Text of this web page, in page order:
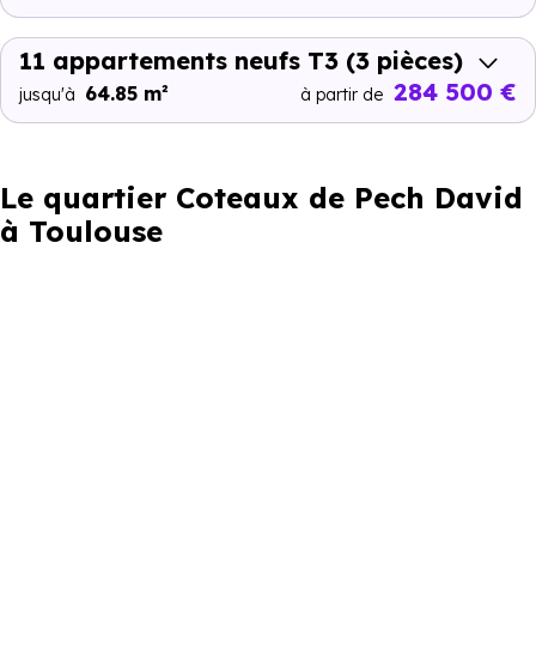
11 appartements neufs T3 (3 pièces)
jusqu'à 64.85 m² à partir de 284 500 €
Le quartier Coteaux de Pech David
à Toulouse